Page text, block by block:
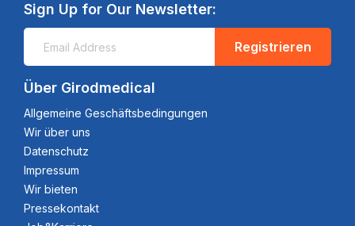
Sign Up for Our Newsletter:
Registrieren
Über Girodmedical
Allgemeine Geschäftsbedingungen
Wir über uns
Datenschutz
Impressum
Wir bieten
Pressekontakt